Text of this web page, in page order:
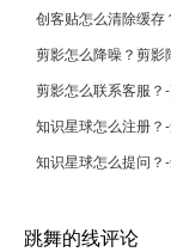
创客贴怎么清除缓
剪影怎么降噪？剪影
剪影怎么联系客服
知识星球怎么注册
知识星球怎么提问
跳舞的线评论